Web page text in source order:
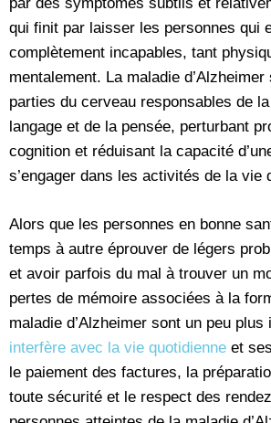
qui finit par laisser les personnes qui
complètement incapables, tant
mentalement. La maladie d’Alzheimer
parties du cerveau responsables de
langage et de la pensée, perturbant
cognition et réduisant la capacité
s’engager dans les activités de la vie
Alors que les personnes en bonne
temps à autre éprouver de légers
et avoir parfois du mal à trouver un
pertes de mémoire associées à la
maladie d’Alzheimer sont un peu
interfère avec la vie quotidienne et
le paiement des factures, la
toute sécurité et le respect des